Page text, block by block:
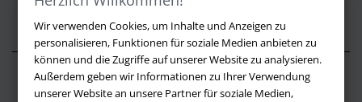
Wir verwenden Cookies, um Inhalte und Anzeigen zu
personalisieren, Funktionen für soziale Medien anbieten zu
können und die Zugriffe auf unserer Website zu analysieren.
Außerdem geben wir Informationen zu Ihrer Verwendung
unserer Website an unsere Partner für soziale Medien,
Über buchversandmimpf2000.de